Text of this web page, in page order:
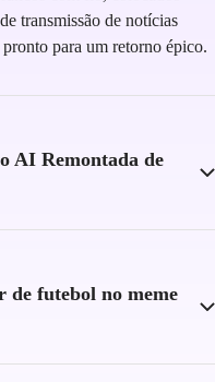
transmissão de notícias
para um retorno épico.
AI Remontada de
de futebol no meme